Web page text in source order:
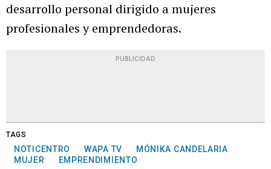
desarrollo personal dirigido a mujeres
profesionales y emprendedoras.
PUBLICIDAD
TAGS
NOTICENTRO WAPA TV
MÓNIKA CANDELARIA
MUJER
EMPRENDIMIENTO